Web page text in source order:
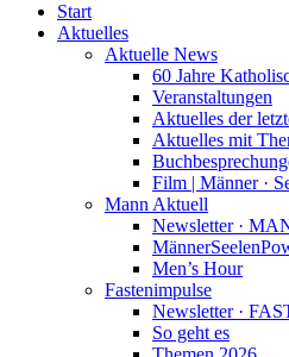
Start
Aktuelles
Aktuelle News
60 Jahre
Veranstaltungen
Aktuelles der
Aktuelles mit
Film | Männer ·
Mann Aktuell
Newsletter ·
Men’s Hour
Fastenimpulse
Newsletter ·
So geht es